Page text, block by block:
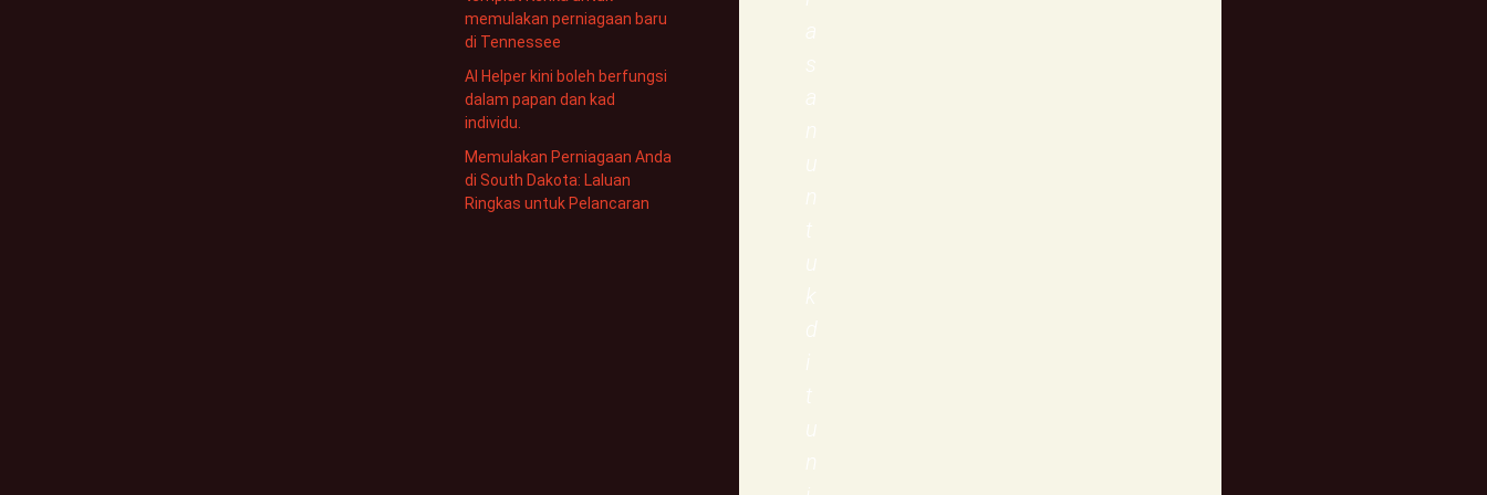
memulakan perniagaan baru
di Tennessee
AI Helper kini boleh berfungsi
dalam papan dan kad
individu.
Memulakan Perniagaan Anda
di South Dakota: Laluan
Ringkas untuk Pelancaran
a
s
a
n
u
n
t
u
k
d
i
t
u
n